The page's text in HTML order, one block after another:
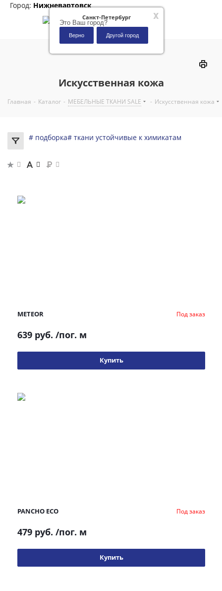
x
Санкт-Петербург
Это Ваш город?
Верно Другой город
Город: Нижневартовск
Искусственная кожа
Главная - Каталог - МЕБЕЛЬНЫЕ ТКАНИ SALE - Искусственная кожа
# подборка# ткани устойчивые к химикатам
METEOR Под заказ
639 руб. /пог. м
Купить
PANCHO ECO Под заказ
479 руб. /пог. м
Купить